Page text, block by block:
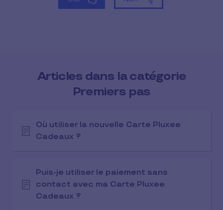
Articles dans la catégorie
Premiers pas
Où utiliser la nouvelle Carte Pluxee
Cadeaux ?
Puis-je utiliser le paiement sans
contact avec ma Carte Pluxee
Cadeaux ?